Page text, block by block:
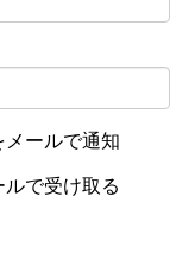
メールで通知
で受け取る